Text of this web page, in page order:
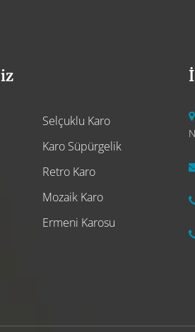
Selçuklu Karo
Karo Süpürgelik
Retro Karo
Mozaik Karo
Ermeni Karosu